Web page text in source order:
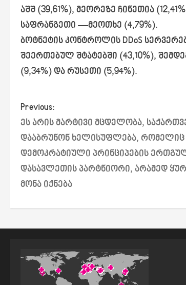
აშშ (39,61%), მეორეზე ჩინეთია
საფრანგეთი —მეოთხე (4,79%).
ბოტნეტის კონტროლის DDoS
შეერთებულ შტატებში (43,10%),
(9,34%) და რუსეთი (5,94%).
P
o
s
t
i
Previous:
ეს არის მარტივი მცდელობა,
დააბრუნონ ხელისუფლება, რომელიც
დემოკრატიული პრინციპების
დასავლეთის პარტნიორი, არამედ
მონა იქნება